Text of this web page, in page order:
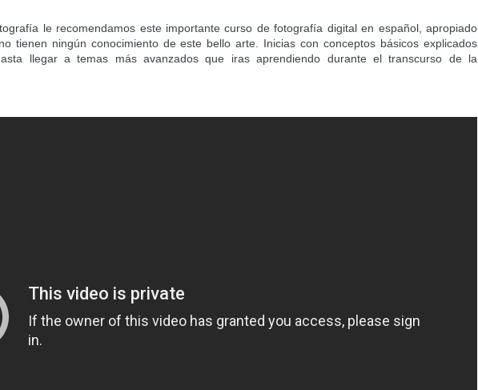
le recomendamos este importante curso de fotografía digital en español, apropiado
tienen ningún conocimiento de este bello arte. Inicias con conceptos básicos explicados
llegar a temas más avanzados que iras aprendiendo durante el transcurso de la